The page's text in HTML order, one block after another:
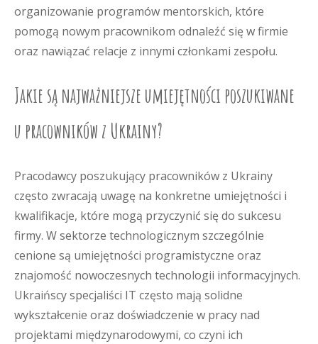
organizowanie programów mentorskich, które
pomogą nowym pracownikom odnaleźć się w firmie
oraz nawiązać relacje z innymi członkami zespołu.
Jakie są najważniejsze umiejętności poszukiwane
u pracowników z Ukrainy?
Pracodawcy poszukujący pracowników z Ukrainy
często zwracają uwagę na konkretne umiejętności i
kwalifikacje, które mogą przyczynić się do sukcesu
firmy. W sektorze technologicznym szczególnie
cenione są umiejętności programistyczne oraz
znajomość nowoczesnych technologii informacyjnych.
Ukraińscy specjaliści IT często mają solidne
wykształcenie oraz doświadczenie w pracy nad
projektami międzynarodowymi, co czyni ich